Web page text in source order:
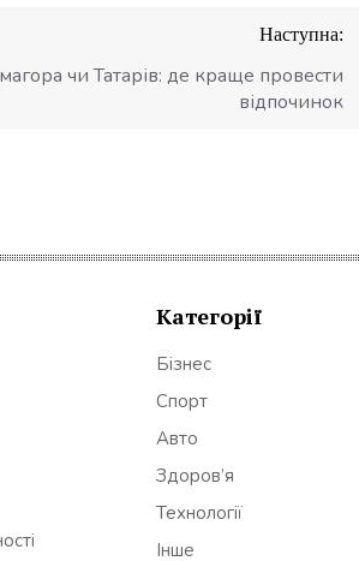
Наступна:
чи Татарів: де краще провести
відпочинок
Категорії
Бізнес
Спорт
Авто
Здоров’я
Технології
Інше